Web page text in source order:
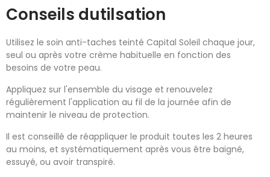
Conseils dutilsation
Utilisez le soin anti-taches teinté Capital Soleil chaque jour,
seul ou après votre crème habituelle en fonction des
besoins de votre peau.
Appliquez sur l'ensemble du visage et renouvelez
régulièrement l'application au fil de la journée afin de
maintenir le niveau de protection.
Il est conseillé de réappliquer le produit toutes les 2 heures
au moins, et systématiquement après vous être baigné,
essuyé, ou avoir transpiré.